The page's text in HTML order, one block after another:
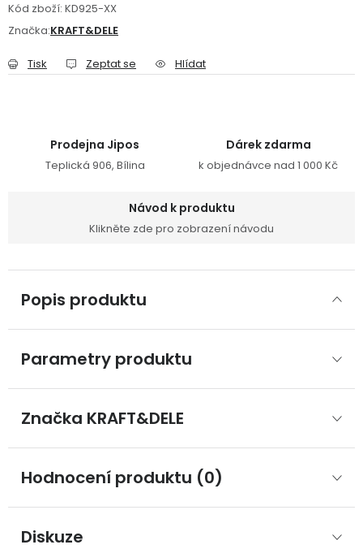
Reklamační formulář Odstoupení ve lhůtě 14 dní
Podmínky ochrany osobních údajů
Kód zboží: KD925-XX
Značka:KRAFT&DELE
Tisk Zeptat se Hlídat
Prodejna Jipos
Teplická 906, Bílina
Dárek zdarma
k objednávce nad 1 000 Kč
Návod k produktu
Klikněte zde pro zobrazení návodu
Popis produktu
Parametry produktu
Značka KRAFT&DELE
Hodnocení produktu (0)
Diskuze